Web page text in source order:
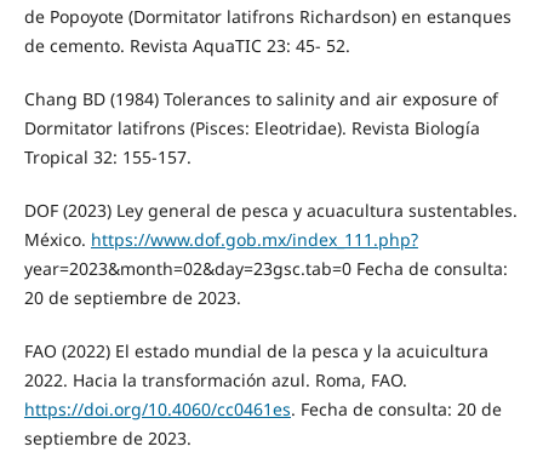
de Popoyote (Dormitator latifrons Richardson) en estanques
de cemento. Revista AquaTIC 23: 45- 52.
Chang BD (1984) Tolerances to salinity and air exposure of
Dormitator latifrons (Pisces: Eleotridae). Revista Biología
Tropical 32: 155-157.
DOF (2023) Ley general de pesca y acuacultura sustentables.
México. https://www.dof.gob.mx/index_111.php?
year=2023&month=02&day=23gsc.tab=0 Fecha de consulta:
20 de septiembre de 2023.
FAO (2022) El estado mundial de la pesca y la acuicultura
2022. Hacia la transformación azul. Roma, FAO.
https://doi.org/10.4060/cc0461es. Fecha de consulta: 20 de
septiembre de 2023.